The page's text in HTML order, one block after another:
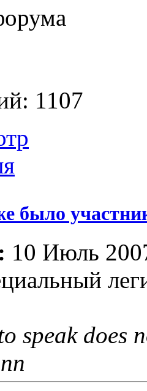
1107
было
10 Июль
speak does